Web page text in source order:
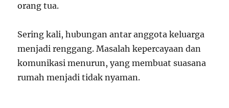
orang tua.
Sering kali, hubungan antar anggota keluarga
menjadi renggang. Masalah kepercayaan dan
komunikasi menurun, yang membuat suasana
rumah menjadi tidak nyaman.